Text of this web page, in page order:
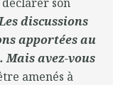
discussions
apportées au
avez-vous
amenés à